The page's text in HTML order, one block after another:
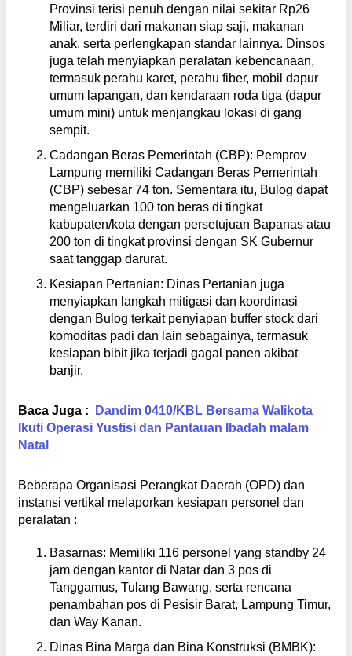
Provinsi terisi penuh dengan nilai sekitar Rp26
Miliar, terdiri dari makanan siap saji, makanan
anak, serta perlengkapan standar lainnya. Dinsos
juga telah menyiapkan peralatan kebencanaan,
termasuk perahu karet, perahu fiber, mobil dapur
umum lapangan, dan kendaraan roda tiga (dapur
umum mini) untuk menjangkau lokasi di gang
sempit.
Cadangan Beras Pemerintah (CBP): Pemprov
Lampung memiliki Cadangan Beras Pemerintah
(CBP) sebesar 74 ton. Sementara itu, Bulog dapat
mengeluarkan 100 ton beras di tingkat
kabupaten/kota dengan persetujuan Bapanas atau
200 ton di tingkat provinsi dengan SK Gubernur
saat tanggap darurat.
Kesiapan Pertanian: Dinas Pertanian juga
menyiapkan langkah mitigasi dan koordinasi
dengan Bulog terkait penyiapan buffer stock dari
komoditas padi dan lain sebagainya, termasuk
kesiapan bibit jika terjadi gagal panen akibat
banjir.
Baca Juga :
Dandim 0410/KBL Bersama Walikota
Ikuti Operasi Yustisi dan Pantauan Ibadah malam
Natal
Beberapa Organisasi Perangkat Daerah (OPD) dan
instansi vertikal melaporkan kesiapan personel dan
peralatan :
Basarnas: Memiliki 116 personel yang standby 24
jam dengan kantor di Natar dan 3 pos di
Tanggamus, Tulang Bawang, serta rencana
penambahan pos di Pesisir Barat, Lampung Timur,
dan Way Kanan.
Dinas Bina Marga dan Bina Konstruksi (BMBK):